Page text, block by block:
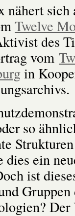
nähert
Twelve
des
vom
in
so
ein
ist